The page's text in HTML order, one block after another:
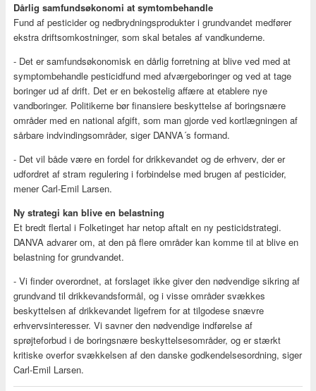
Dårlig samfundsøkonomi at symtombehandle
Fund af pesticider og nedbrydningsprodukter i grundvandet medfører
ekstra driftsomkostninger, som skal betales af vandkunderne.
- Det er samfundsøkonomisk en dårlig forretning at blive ved med at
symptombehandle pesticidfund med afværgeboringer og ved at tage
boringer ud af drift. Det er en bekostelig affære at etablere nye
vandboringer. Politikerne bør finansiere beskyttelse af boringsnære
områder med en national afgift, som man gjorde ved kortlægningen af
sårbare indvindingsområder, siger DANVA´s formand.
- Det vil både være en fordel for drikkevandet og de erhverv, der er
udfordret af stram regulering i forbindelse med brugen af pesticider,
mener Carl-Emil Larsen.
Ny strategi kan blive en belastning
Et bredt flertal i Folketinget har netop aftalt en ny pesticidstrategi.
DANVA advarer om, at den på flere områder kan komme til at blive en
belastning for grundvandet.
- Vi finder overordnet, at forslaget ikke giver den nødvendige sikring af
grundvand til drikkevandsformål, og i visse områder svækkes
beskyttelsen af drikkevandet ligefrem for at tilgodese snævre
erhvervsinteresser. Vi savner den nødvendige indførelse af
sprøjteforbud i de boringsnære beskyttelsesområder, og er stærkt
kritiske overfor svækkelsen af den danske godkendelsesordning, siger
Carl-Emil Larsen.